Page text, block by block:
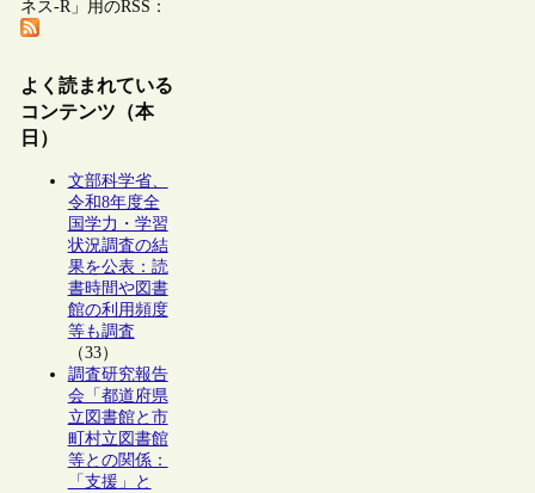
ネス-R」用のRSS：
よく読まれている
コンテンツ（本
日）
文部科学省、
令和8年度全
国学力・学習
状況調査の結
果を公表：読
書時間や図書
館の利用頻度
等も調査
（33）
調査研究報告
会「都道府県
立図書館と市
町村立図書館
等との関係：
「支援」と